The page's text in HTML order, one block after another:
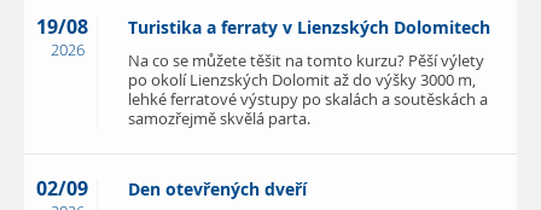
19/08
2026
Turistika a ferraty v Lienzských Dolomitech
Na co se můžete těšit na tomto kurzu? Pěší výlety
po okolí Lienzských Dolomit až do výšky 3000 m,
lehké ferratové výstupy po skalách a soutěskách a
samozřejmě skvělá parta.
02/09 Den otevřených dveří